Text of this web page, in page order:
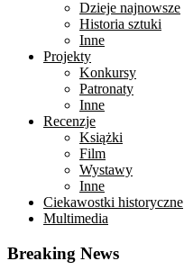
Dzieje najnowsze
Historia sztuki
Inne
Projekty
Konkursy
Patronaty
Inne
Recenzje
Książki
Film
Wystawy
Inne
Ciekawostki historyczne
Multimedia
Breaking News